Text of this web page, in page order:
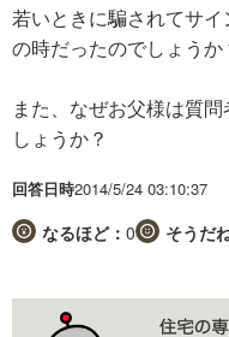
若いときに騙されてサ
の時だったのでしょうか
また、なぜお父様は質
しょうか？
回答日時2014/5/24 03:10:37
なるほど： 0 そうだ